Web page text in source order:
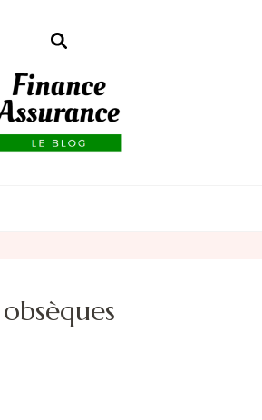
obsèques